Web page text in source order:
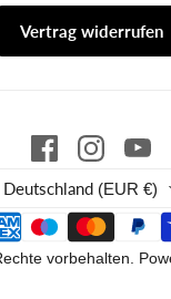
Vertrag widerrufen
Land
Deutschland (EUR €)
vorbehalten.